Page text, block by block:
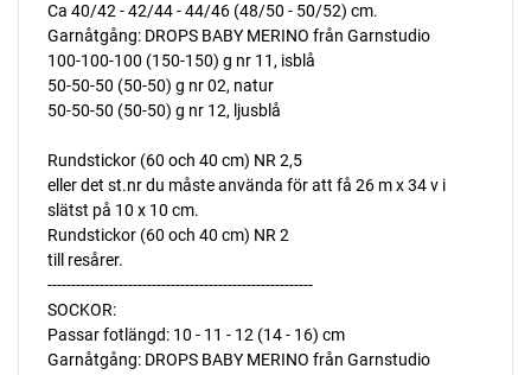
Ca 40/42 - 42/44 - 44/46 (48/50 - 50/52) cm.
Garnåtgång: DROPS BABY MERINO från Garnstudio
100-100-100 (150-150) g nr 11, isblå
50-50-50 (50-50) g nr 02, natur
50-50-50 (50-50) g nr 12, ljusblå
Rundstickor (60 och 40 cm) NR 2,5 
eller det st.nr du måste använda för att få 26 m x 34 v i
slätst på 10 x 10 cm.
Rundstickor (60 och 40 cm) NR 2 
till resårer.
--------------------------------------------------------
SOCKOR:
Passar fotlängd: 10 - 11 - 12 (14 - 16) cm
Garnåtgång: DROPS BABY MERINO från Garnstudio